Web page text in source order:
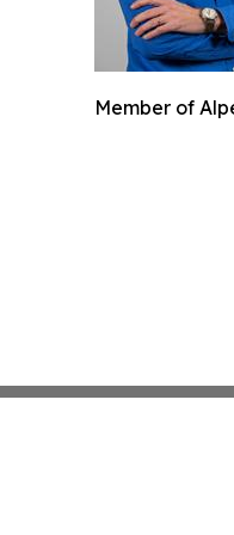
Member of